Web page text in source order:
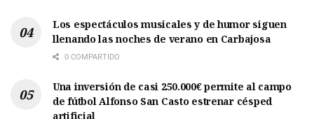
Los espectáculos musicales y de humor siguen
llenando las noches de verano en Carbajosa
0 COMPARTIDO
Una inversión de casi 250.000€ permite al campo
de fútbol Alfonso San Casto estrenar césped
artificial